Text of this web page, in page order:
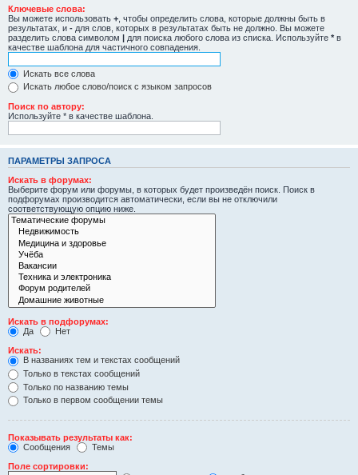
Ключевые слова:
Вы можете использовать + , чтобы определить слова, которые должны быть в
результатах, и - для слов, которых в результатах быть не должно. Вы можете
разделить слова символом | для поиска любого слова из списка. Используйте * в
качестве шаблона для частичного совпадения.
Искать все слова
Искать любое слово/поиск с языком запросов
Поиск по автору:
Используйте * в качестве шаблона.
ПАРАМЕТРЫ ЗАПРОСА
Искать в форумах:
Выберите форум или форумы, в которых будет произведён поиск. Поиск в
подфорумах производится автоматически, если вы не отключили
соответствующую опцию ниже.
Искать в подфорумах:
Да
Нет
Искать:
В названиях тем и текстах сообщений
Только в текстах сообщений
Только по названию темы
Только в первом сообщении темы
Показывать результаты как:
Сообщения
Темы
Поле сортировки: